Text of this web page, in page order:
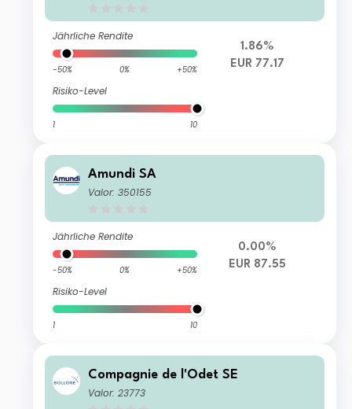
Jährliche Rendite
-50% 0% +50%
Risiko-Level
1 10
1.86%
EUR 77.17
Amundi SA
Valor: 350155
Jährliche Rendite
-50% 0% +50%
Risiko-Level
1 10
0.00%
EUR 87.55
Compagnie de l'Odet SE
Valor: 23773